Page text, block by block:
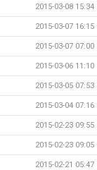
2015-03-08 15:34
2015-03-07 16:15
2015-03-07 07:00
2015-03-06 11:10
2015-03-05 07:53
2015-03-04 07:16
2015-02-23 09:55
2015-02-23 09:05
2015-02-21 05:47